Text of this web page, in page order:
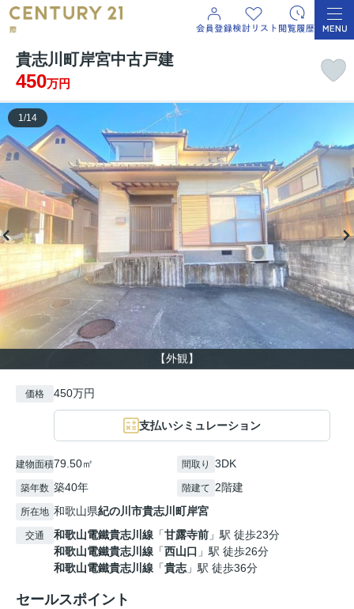
貴志川町岸宮中古戸建
450万円
【外観】
1/14
価格 450万円
支払いシミュレーション
建物面積79.50㎡ 間取り 3DK
築年数 築40年 階建て 2階建
所在地 和歌山県紀の川市貴志川町岸宮
交通 和歌山電鐵貴志川線 「甘露寺前 」駅 徒歩23分
和歌山電鐵貴志川線 「西山口 」駅 徒歩26分
和歌山電鐵貴志川線 「貴志」駅 徒歩36分
セールスポイント